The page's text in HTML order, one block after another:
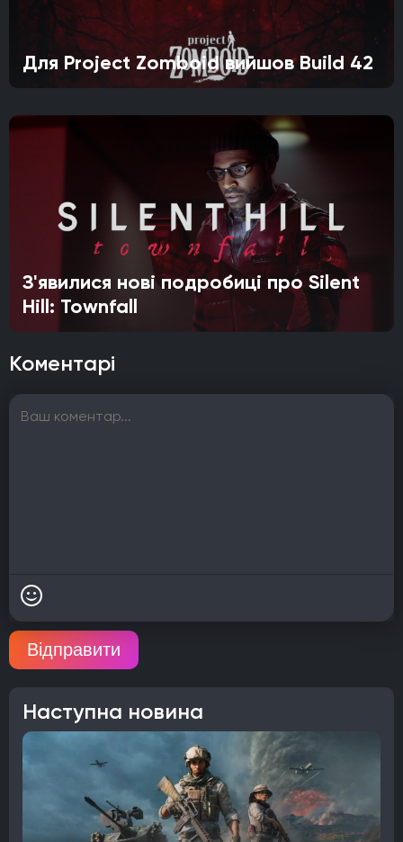
Для Project Zomboid вийшов Build 42
З'явилися нові подробиці про Silent
Hill: Townfall
Коментарі
Відправити
Наступна новина